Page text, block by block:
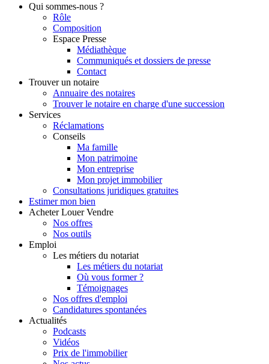
Qui sommes-nous ?
Rôle
Composition
Espace Presse
Médiathèque
Communiqués et dossiers de presse
Contact
Trouver un notaire
Annuaire des notaires
Trouver le notaire en charge d'une succession
Services
Réclamations
Conseils
Ma famille
Mon patrimoine
Mon entreprise
Mon projet immobilier
Consultations juridiques gratuites
Estimer mon bien
Acheter Louer Vendre
Nos offres
Nos outils
Emploi
Les métiers du notariat
Les métiers du notariat
Où vous former ?
Témoignages
Nos offres d'emploi
Candidatures spontanées
Actualités
Podcasts
Vidéos
Prix de l'immobilier